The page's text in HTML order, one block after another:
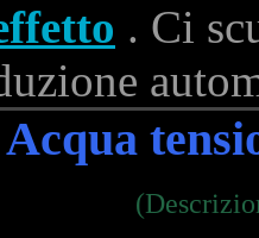
. Ci
Acqua